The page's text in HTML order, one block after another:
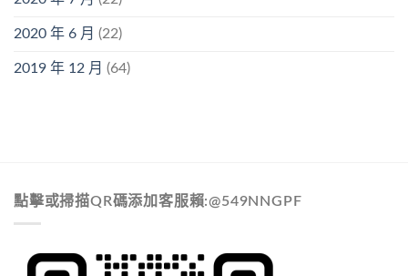
2020 年 6 月 (22)
2019 年 12 月 (64)
點擊或掃描QR碼添加客服賴:@549NNGPF